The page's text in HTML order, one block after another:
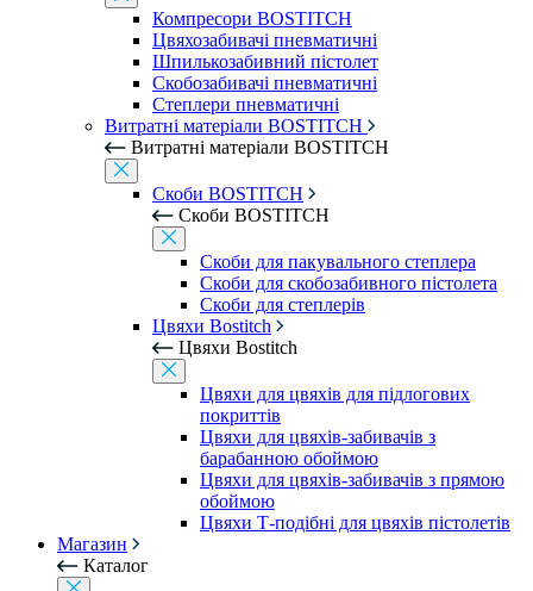
Компресори BOSTITCH
Цвяхозабивачі пневматичні
Шпилькозабивний пістолет
Скобозабивачі пневматичні
Степлери пневматичні
Витратні матеріали BOSTITCH
Витратні матеріали BOSTITCH
Скоби BOSTITCH
Скоби BOSTITCH
Скоби для пакувального степлера
Скоби для скобозабивного пістолета
Скоби для степлерів
Цвяхи Bostitch
Цвяхи Bostitch
Цвяхи для цвяхів для підлогових
покриттів
Цвяхи для цвяхів-забивачів з
барабанною обоймою
Цвяхи для цвяхів-забивачів з прямою
обоймою
Цвяхи Т-подібні для цвяхів пістолетів
Магазин
Каталог